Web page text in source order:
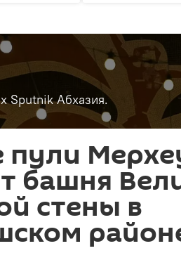
Sputnik Абхазия.
пули
башня
стены в